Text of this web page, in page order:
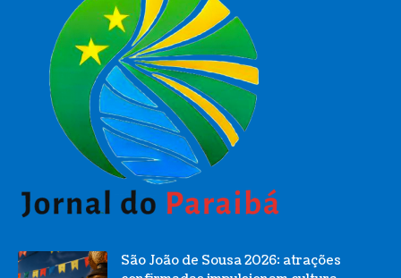
São João de Sousa 2026: atrações